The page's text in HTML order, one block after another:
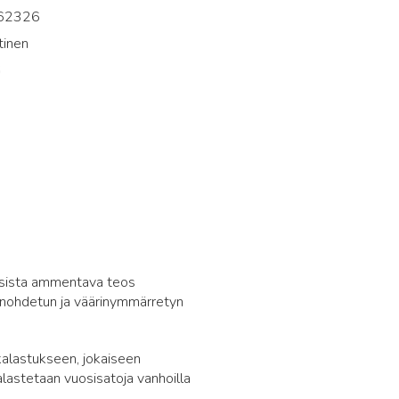
ammentava teos
ja väärinymmärretyn
jokaiseen
vuosisatoja vanhoilla